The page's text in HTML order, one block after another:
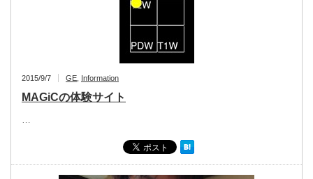
2015/9/7 GE Information
MAGiCの体験サイト
…